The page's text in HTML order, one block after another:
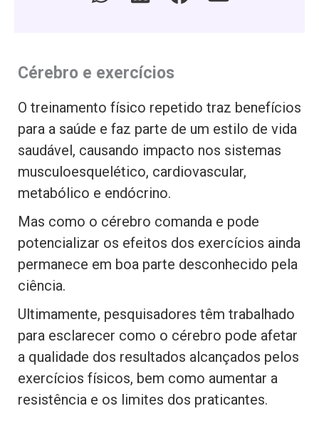
Cérebro e exercícios
O treinamento físico repetido traz benefícios
para a saúde e faz parte de um estilo de vida
saudável, causando impacto nos sistemas
musculoesquelético, cardiovascular,
metabólico e endócrino.
Mas como o cérebro comanda e pode
potencializar os efeitos dos exercícios ainda
permanece em boa parte desconhecido pela
ciência.
Ultimamente, pesquisadores têm trabalhado
para esclarecer como o cérebro pode afetar
a qualidade dos resultados alcançados pelos
exercícios físicos, bem como aumentar a
resistência e os limites dos praticantes.